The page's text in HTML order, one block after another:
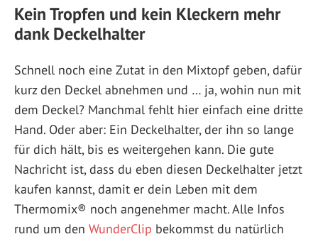
Kein Tropfen und kein Kleckern mehr
dank Deckelhalter
Schnell noch eine Zutat in den Mixtopf geben, dafür
kurz den Deckel abnehmen und … ja, wohin nun mit
dem Deckel? Manchmal fehlt hier einfach eine dritte
Hand. Oder aber: Ein Deckelhalter, der ihn so lange
für dich hält, bis es weitergehen kann. Die gute
Nachricht ist, dass du eben diesen Deckelhalter jetzt
kaufen kannst, damit er dein Leben mit dem
Thermomix® noch angenehmer macht. Alle Infos
rund um den WunderClip bekommst du natürlich